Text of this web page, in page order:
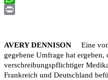
WhatsApp
AVERY DENNISON Eine von
gegebene Umfrage hat ergeben,
verschreibungspflichtiger
Frankreich und Deutschland